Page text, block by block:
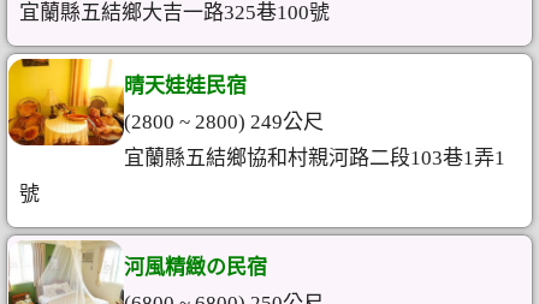
宜蘭縣五結鄉大吉一路325巷100號
晴天娃娃民宿
(2800 ~ 2800) 249公尺
宜蘭縣五結鄉協和村親河路二段103巷1弄1
號
河風精緻の民宿